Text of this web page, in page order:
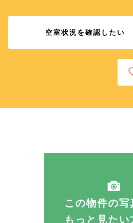
空室状況を確認したい
この物件の写
もっと見たい